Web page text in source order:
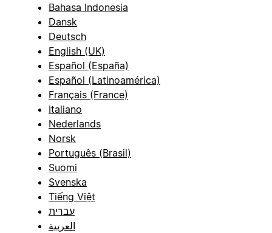
Bahasa Indonesia
Dansk
Deutsch
English (UK)
Español (España)
Español (Latinoamérica)
Français (France)
Italiano
Nederlands
Norsk
Português (Brasil)
Suomi
Svenska
Tiếng Việt
עברית
العربية